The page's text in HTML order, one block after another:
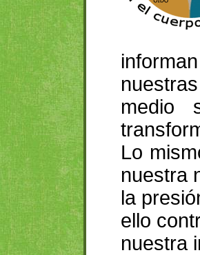
medio
Lo
nuestra
la
ello
nuestra